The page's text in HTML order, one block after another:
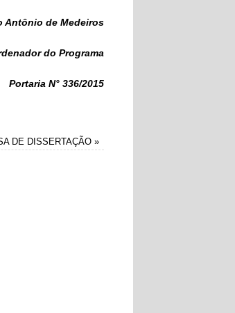
Antônio de Medeiros
do Programa
Portaria N° 336/2015
DE DISSERTAÇÃO »